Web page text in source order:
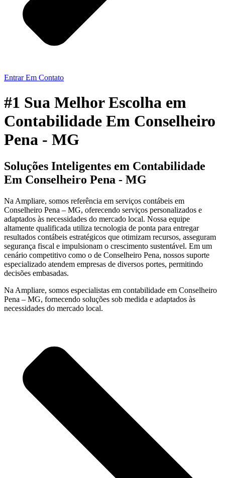
Entrar Em Contato
#1 Sua Melhor Escolha em
Contabilidade Em Conselheiro
Pena - MG
Soluções Inteligentes em Contabilidade
Em Conselheiro Pena - MG
Na Ampliare, somos referência em serviços contábeis em
Conselheiro Pena – MG, oferecendo serviços personalizados e
adaptados às necessidades do mercado local. Nossa equipe
altamente qualificada utiliza tecnologia de ponta para entregar
resultados contábeis estratégicos que otimizam recursos, asseguram
segurança fiscal e impulsionam o crescimento sustentável. Em um
cenário competitivo como o de Conselheiro Pena, nossos suporte
especializado atendem empresas de diversos portes, permitindo
decisões embasadas.
Na Ampliare, somos especialistas em contabilidade em Conselheiro
Pena – MG, fornecendo soluções sob medida e adaptados às
necessidades do mercado local.